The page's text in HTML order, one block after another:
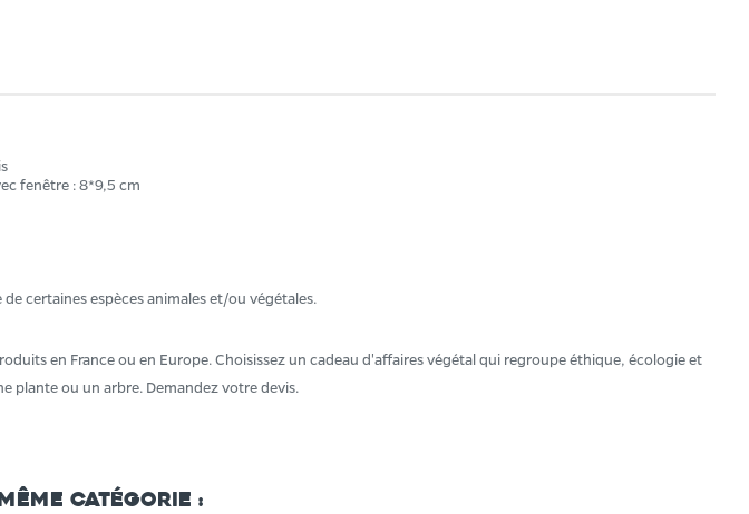
fenêtre : 8*9,5 cm
certaines espèces animales et/ou végétales.
en France ou en Europe. Choisissez un cadeau d'affaires végétal qui regroupe éthique, écologie et
plante ou un arbre. Demandez votre devis.
catégorie :